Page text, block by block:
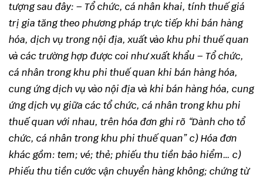
tượng sau đây: – Tổ chức, cá nhân khai, tính thuế giá
trị gia tăng theo phương pháp trực tiếp khi bán hàng
hóa, dịch vụ trong nội địa, xuất vào khu phi thuế quan
và các trường hợp được coi như xuất khẩu – Tổ chức,
cá nhân trong khu phi thuế quan khi bán hàng hóa,
cung ứng dịch vụ vào nội địa và khi bán hàng hóa, cung
ứng dịch vụ giữa các tổ chức, cá nhân trong khu phi
thuế quan với nhau, trên hóa đơn ghi rõ “Dành cho tổ
chức, cá nhân trong khu phi thuế quan” c) Hóa đơn
khác gồm: tem; vé; thẻ; phiếu thu tiền bảo hiểm… c)
Phiếu thu tiền cước vận chuyển hàng không; chứng từ